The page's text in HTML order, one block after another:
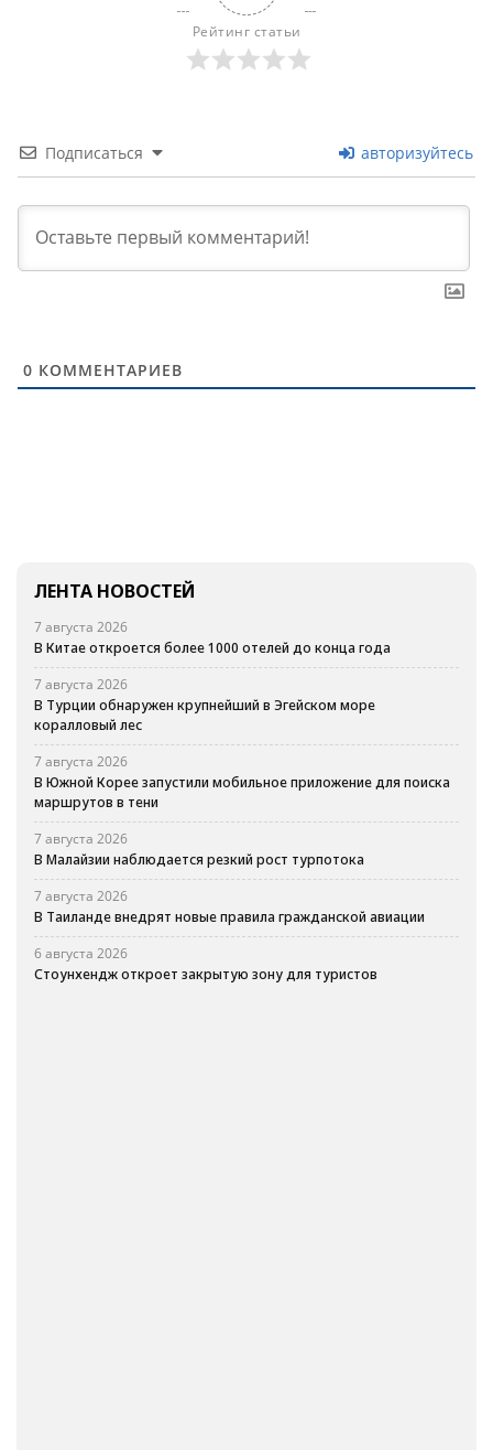
Рейтинг статьи
Подписаться авторизуйтесь
0 КОММЕНТАРИЕВ
ЛЕНТА НОВОСТЕЙ
7 августа 2026
В Китае откроется более 1000 отелей до конца года
7 августа 2026
В Турции обнаружен крупнейший в Эгейском море
коралловый лес
7 августа 2026
В Южной Корее запустили мобильное приложение для поиска
маршрутов в тени
7 августа 2026
В Малайзии наблюдается резкий рост турпотока
7 августа 2026
В Таиланде внедрят новые правила гражданской авиации
6 августа 2026
Стоунхендж откроет закрытую зону для туристов